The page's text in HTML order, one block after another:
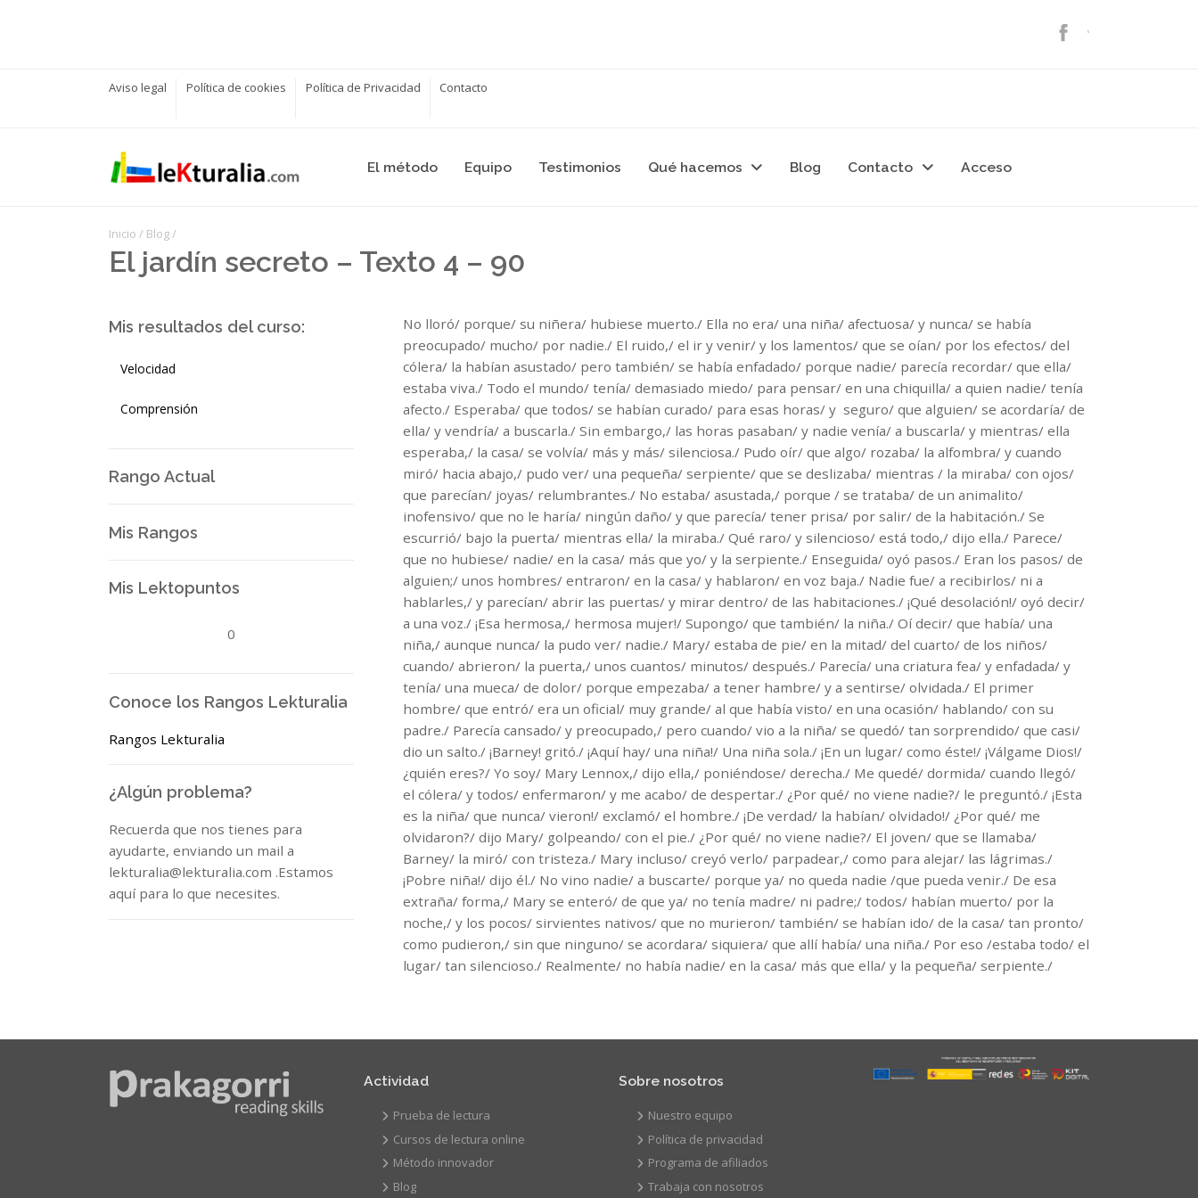
Aviso legal Política de cookies Política de Privacidad Contacto
El método Equipo Testimonios Qué hacemos Blog Contacto Acceso
Inicio / Blog/
El jardín secreto – Texto 4 – 90
No lloró/ porque/ su niñera/ hubiese muerto./ Ella no era/ una niña/ afectuosa/ y nunca/ se había
preocupado/ mucho/ por nadie./ El ruido,/ el ir y venir/ y los lamentos/ que se oían/ por los efectos/ del
cólera/ la habían asustado/ pero también/ se había enfadado/ porque nadie/ parecía recordar/ que ella/
estaba viva./ Todo el mundo/ tenía/ demasiado miedo/ para pensar/ en una chiquilla/ a quien nadie/ tenía
afecto./ Esperaba/ que todos/ se habían curado/ para esas horas/ y seguro/ que alguien/ se acordaría/ de
ella/ y vendría/ a buscarla./ Sin embargo,/ las horas pasaban/ y nadie venía/ a buscarla/ y mientras/ ella
esperaba,/ la casa/ se volvía/ más y más/ silenciosa./ Pudo oír/ que algo/ rozaba/ la alfombra/ y cuando
miró/ hacia abajo,/ pudo ver/ una pequeña/ serpiente/ que se deslizaba/ mientras / la miraba/ con ojos/
que parecían/ joyas/ relumbrantes./ No estaba/ asustada,/ porque / se trataba/ de un animalito/
inofensivo/ que no le haría/ ningún daño/ y que parecía/ tener prisa/ por salir/ de la habitación./ Se
escurrió/ bajo la puerta/ mientras ella/ la miraba./ Qué raro/ y silencioso/ está todo,/ dijo ella./ Parece/
que no hubiese/ nadie/ en la casa/ más que yo/ y la serpiente./ Enseguida/ oyó pasos./ Eran los pasos/ de
alguien;/ unos hombres/ entraron/ en la casa/ y hablaron/ en voz baja./ Nadie fue/ a recibirlos/ ni a
hablarles,/ y parecían/ abrir las puertas/ y mirar dentro/ de las habitaciones./ ¡Qué desolación!/ oyó decir/
a una voz./ ¡Esa hermosa,/ hermosa mujer!/ Supongo/ que también/ la niña./ Oí decir/ que había/ una
niña,/ aunque nunca/ la pudo ver/ nadie./ Mary/ estaba de pie/ en la mitad/ del cuarto/ de los niños/
cuando/ abrieron/ la puerta,/ unos cuantos/ minutos/ después./ Parecía/ una criatura fea/ y enfadada/ y
tenía/ una mueca/ de dolor/ porque empezaba/ a tener hambre/ y a sentirse/ olvidada./ El primer
hombre/ que entró/ era un oficial/ muy grande/ al que había visto/ en una ocasión/ hablando/ con su
padre./ Parecía cansado/ y preocupado,/ pero cuando/ vio a la niña/ se quedó/ tan sorprendido/ que casi/
dio un salto./ ¡Barney! gritó./ ¡Aquí hay/ una niña!/ Una niña sola./ ¡En un lugar/ como éste!/ ¡Válgame Dios!/
¿quién eres?/ Yo soy/ Mary Lennox,/ dijo ella,/ poniéndose/ derecha./ Me quedé/ dormida/ cuando llegó/
el cólera/ y todos/ enfermaron/ y me acabo/ de despertar./ ¿Por qué/ no viene nadie?/ le preguntó./ ¡Esta
es la niña/ que nunca/ vieron!/ exclamó/ el hombre./ ¡De verdad/ la habían/ olvidado!/ ¿Por qué/ me
olvidaron?/ dijo Mary/ golpeando/ con el pie./ ¿Por qué/ no viene nadie?/ El joven/ que se llamaba/
Barney/ la miró/ con tristeza./ Mary incluso/ creyó verlo/ parpadear,/ como para alejar/ las lágrimas./
¡Pobre niña!/ dijo él./ No vino nadie/ a buscarte/ porque ya/ no queda nadie /que pueda venir./ De esa
extraña/ forma,/ Mary se enteró/ de que ya/ no tenía madre/ ni padre;/ todos/ habían muerto/ por la
noche,/ y los pocos/ sirvientes nativos/ que no murieron/ también/ se habían ido/ de la casa/ tan pronto/
como pudieron,/ sin que ninguno/ se acordara/ siquiera/ que allí había/ una niña./ Por eso /estaba todo/ el
lugar/ tan silencioso./ Realmente/ no había nadie/ en la casa/ más que ella/ y la pequeña/ serpiente./
Mis resultados del curso:
Velocidad
Comprensión
Rango Actual
Mis Rangos
Mis Lektopuntos
0
Conoce los Rangos Lekturalia
Rangos Lekturalia
¿Algún problema?
Recuerda que nos tienes para
ayudarte, enviando un mail a
lekturalia@lekturalia.com .Estamos
aquí para lo que necesites.
Actividad
Prueba de lectura
Cursos de lectura online
Método innovador
Blog
Sobre nosotros
Nuestro equipo
Política de privacidad
Programa de afiliados
Trabaja con nosotros